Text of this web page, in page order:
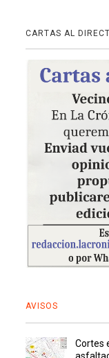
CARTAS AL
AVISOS
Cortes